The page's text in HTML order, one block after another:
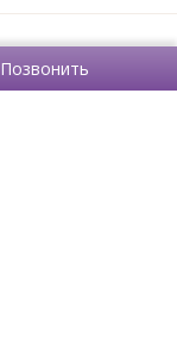
Позвонить